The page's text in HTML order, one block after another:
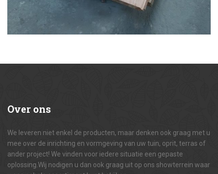
Over ons
We leveren niet enkel de producten, maar denken ook graag met u
mee over de inrichting en vormgeving van uw tuin, oprit, terras of
ander project! We vinden voor iedere situatie een gepaste
oplossing.Wij nodigen u dan ook graag uit op ons showterrein waar